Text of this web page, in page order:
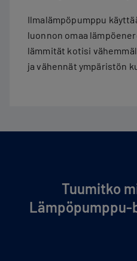
Ilmalämpöpumppu
luonnon omaa
lämmität kotisi
ja vähennät ympäristön
Tuumitko